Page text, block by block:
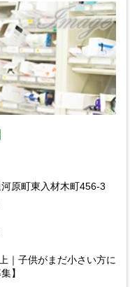
原町東入材木町456-3
｜子供がまだ小さい方に
】